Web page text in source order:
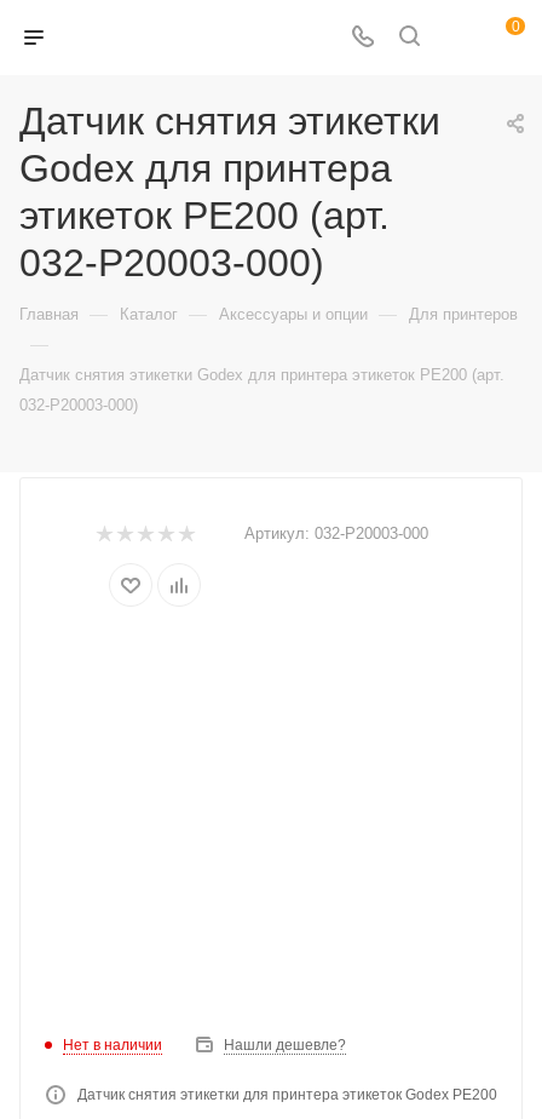
0
Датчик снятия этикетки
Godex для принтера
этикеток PE200 (арт.
032-P20003-000)
Главная — Каталог — Аксессуары и опции — Для принтеров
—
Датчик снятия этикетки Godex для принтера этикеток PE200 (арт.
032-P20003-000)
Артикул: 032-P20003-000
Нет в наличии Нашли дешевле?
Датчик снятия этикетки для принтера этикеток Godex PE200